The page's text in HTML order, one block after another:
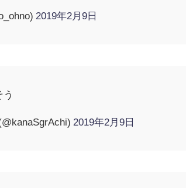
2019年2月9日
2019年2月9日